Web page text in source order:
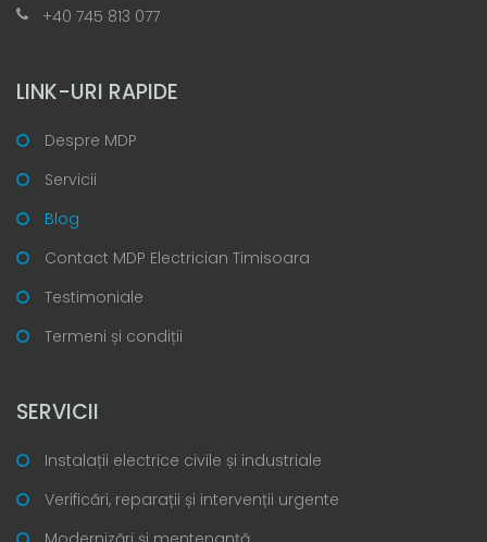
+40 745 813 077
LINK-URI RAPIDE
Despre MDP
Servicii
Blog
Contact MDP Electrician Timisoara
Testimoniale
Termeni și condiții
SERVICII
Instalații electrice civile și industriale
Verificări, reparații și intervenții urgente